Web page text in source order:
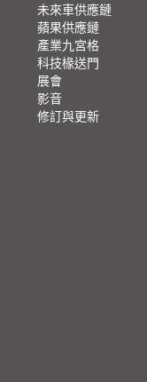
未來車供應鏈
蘋果供應鏈
產業九宮格
科技椽送門
展會
影音
修訂與更新